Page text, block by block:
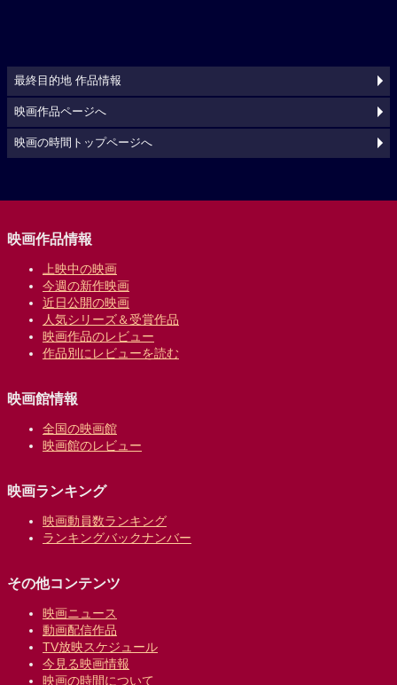
最終目的地 作品情報
映画作品ページへ
映画の時間トップページへ
映画作品情報
上映中の映画
今週の新作映画
近日公開の映画
人気シリーズ＆受賞作品
映画作品のレビュー
作品別にレビューを読む
映画館情報
全国の映画館
映画館のレビュー
映画ランキング
映画動員数ランキング
ランキングバックナンバー
その他コンテンツ
映画ニュース
動画配信作品
TV放映スケジュール
今見る映画情報
映画の時間について